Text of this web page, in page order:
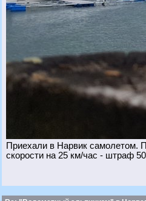
Приехали в Нарвик самолетом.
скорости на 25 км/час - штраф